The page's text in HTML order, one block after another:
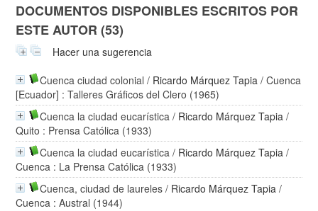
DOCUMENTOS DISPONIBLES ESCRITOS POR
ESTE AUTOR (53)
Hacer una sugerencia
Cuenca ciudad colonial / Ricardo Márquez Tapia / Cuenca
[Ecuador] : Talleres Gráficos del Clero (1965)
Cuenca la ciudad eucarística / Ricardo Márquez Tapia /
Quito : Prensa Católica (1933)
Cuenca la ciudad eucarística / Ricardo Márquez Tapia /
Cuenca : La Prensa Católica (1933)
Cuenca, ciudad de laureles / Ricardo Márquez Tapia /
Cuenca : Austral (1944)